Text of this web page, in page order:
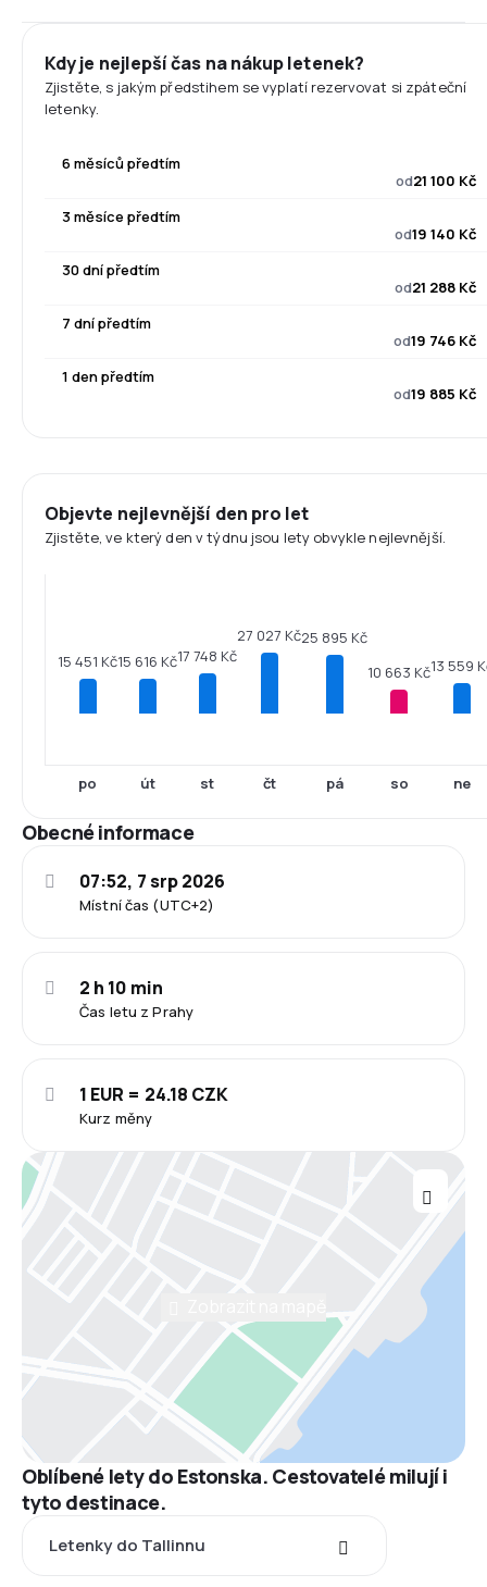
Kdy je nejlepší čas na nákup letenek?
Zjistěte, s jakým předstihem se vyplatí rezervovat si zpáteční
letenky.
6 měsíců předtím
od21 100 Kč
3 měsíce předtím
od19 140 Kč
30 dní předtím
od21 288 Kč
7 dní předtím
od19 746 Kč
1 den předtím
od19 885 Kč
Objevte nejlevnější den pro let
Zjistěte, ve který den v týdnu jsou lety obvykle nejlevnější.
15 451 Kč
po
15 616 Kč
út
17 748 Kč
st
27 027 Kč
čt
25 895 Kč
pá
10 663 Kč
so
13 559
ne
Obecné informace
Místní čas (UTC+2)
07:52, 7 srp 2026
Čas letu z Prahy
2 h 10 min
Kurz měny
1 EUR = 24.18 CZK
Oblíbené lety do Estonska. Cestovatelé milují i
tyto destinace.
Letenky do Tallinnu